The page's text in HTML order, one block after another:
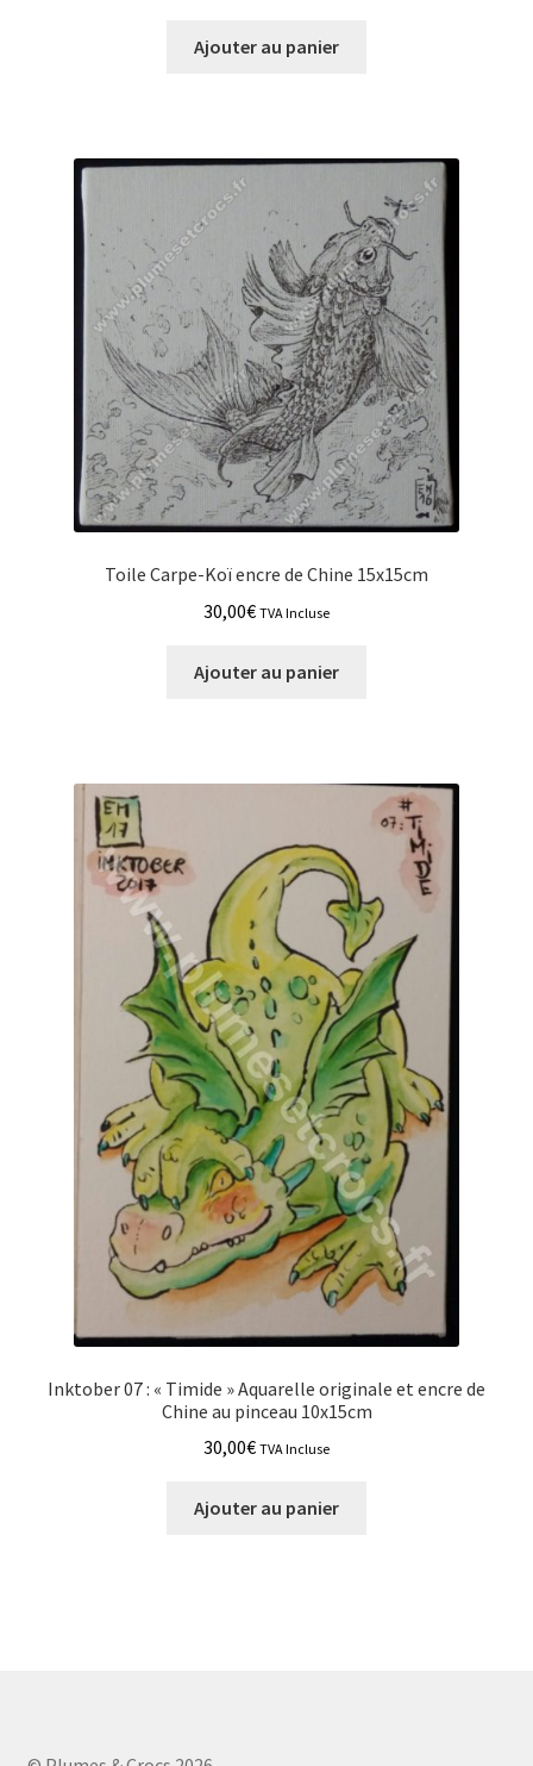
Ajouter au panier
Toile Carpe-Koï encre de Chine 15x15cm
30,00€ TVA Incluse
Ajouter au panier
Inktober 07 : « Timide » Aquarelle originale et encre de
Chine au pinceau 10x15cm
30,00€ TVA Incluse
Ajouter au panier